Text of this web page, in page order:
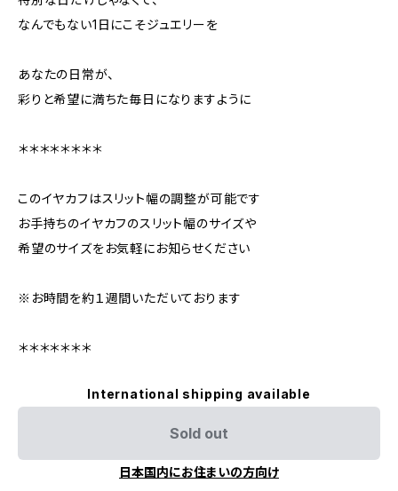
なんでもない1日にこそジュエリーを
あなたの日常が、
彩りと希望に満ちた毎日になりますように
＊＊＊＊＊＊＊＊
このイヤカフはスリット幅の調整が可能です
お手持ちのイヤカフのスリット幅のサイズや
希望のサイズをお気軽にお知らせください
※お時間を約１週間いただいております
＊＊＊＊＊＊＊
International shipping available
Sold out
日本国内にお住まいの方向け